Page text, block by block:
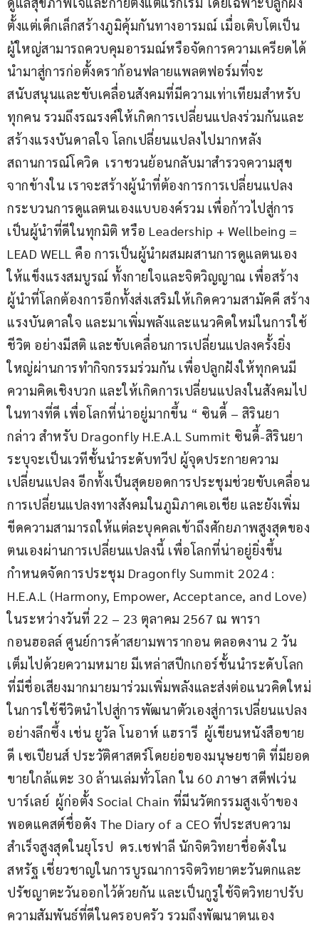
ตั้งแต่เด็กเล็กสร้างภูมิคุ้มกันทางอารมณ์ เมื่อเติบโตเป็น
ผู้ใหญ่สามารถควบคุมอารมณ์หรือจัดการความเครียดได้
นำมาสู่การก่อตั้งดราก้อนฟลายแพลตฟอร์มที่จะ
สนับสนุนและขับเคลื่อนสังคมที่มีความเท่าเทียมสำหรับ
ทุกคน รวมถึงรณรงค์ให้เกิดการเปลี่ยนแปลงร่วมกันและ
สร้างแรงบันดาลใจ โลกเปลี่ยนแปลงไปมากหลัง
สถานการณ์โควิด  เราชวนย้อนกลับมาสำรวจความสุข
จากข้างใน เราจะสร้างผู้นำที่ต้องการการเปลี่ยนแปลง
กระบวนการดูแลตนเองแบบองค์รวม เพื่อก้าวไปสู่การ
เป็นผู้นำที่ดีในทุกมิติ หรือ Leadership + Wellbeing =
LEAD WELL คือ การเป็นผู้นำผสมผสานการดูแลตนเอง
ให้แข็งแรงสมบูรณ์ ทั้งกายใจและจิตวิญญาณ เพื่อสร้าง
ผู้นำที่โลกต้องการอีกทั้งส่งเสริมให้เกิดความสามัคคี สร้าง
แรงบันดาลใจ และมาเพิ่มพลังและแนวคิดใหม่ในการใช้
ชีวิต อย่างมีสติ และขับเคลื่อนการเปลี่ยนแปลงครั้งยิ่ง
ใหญ่ผ่านการทำกิจกรรมร่วมกัน เพื่อปลูกฝังให้ทุกคนมี
ความคิดเชิงบวก และให้เกิดการเปลี่ยนแปลงในสังคมไป
ในทางที่ดี เพื่อโลกที่น่าอยู่มากขึ้น “ ซินดี้ – สิรินยา
กล่าว สำหรับ Dragonfly H.E.A.L Summit ซินดี้-สิรินยา
ระบุจะเป็นเวทีชั้นนำระดับทวีป ผู้จุดประกายความ
เปลี่ยนแปลง อีกทั้งเป็นสุดยอดการประชุมช่วยขับเคลื่อน
การเปลี่ยนแปลงทางสังคมในภูมิภาคเอเชีย และยังเพิ่ม
ขีดความสามารถให้แต่ละบุคคลเข้าถึงศักยภาพสูงสุดของ
ตนเองผ่านการเปลี่ยนแปลงนี้ เพื่อโลกที่น่าอยู่ยิ่งขึ้น
กำหนดจัดการประชุม Dragonfly Summit 2024 :
H.E.A.L (Harmony, Empower, Acceptance, and Love)
ในระหว่างวันที่ 22 – 23 ตุลาคม 2567 ณ พารา
กอนฮอลล์ ศูนย์การค้าสยามพารากอน ตลอดงาน 2 วัน
เต็มไปด้วยความหมาย มีเหล่าสปีกเกอร์ชั้นนำระดับโลก
ที่มีชื่อเสียงมากมายมาร่วมเพิ่มพลังและส่งต่อแนวคิดใหม่
ในการใช้ชีวิตนำไปสู่การพัฒนาตัวเองสู่การเปลี่ยนแปลง
อย่างลึกซึ้ง เช่น ยูวัล โนอาห์ แฮรารี  ผู้เขียนหนังสือขาย
ดี เซเปียนส์ ประวัติศาสตร์โดยย่อของมนุษยชาติ ที่มียอด
ขายใกล้แตะ 30 ล้านเล่มทั่วโลก ใน 60 ภาษา สตีฟเว่น
บาร์เลย์  ผู้ก่อตั้ง Social Chain ที่มีนวัตกรรมสูงเจ้าของ
พอดแคสต์ชื่อดัง The Diary of a CEO ที่ประสบความ
สำเร็จสูงสุดในยุโรป  ดร.เชฟาลี นักจิตวิทยาชื่อดังใน
สหรัฐ เชี่ยวชาญในการบูรณาการจิตวิทยาตะวันตกและ
ปรัชญาตะวันออกไว้ด้วยกัน และเป็นกูรูใช้จิตวิทยาปรับ
ความสัมพันธ์ที่ดีในครอบครัว รวมถึงพัฒนาตนเอง